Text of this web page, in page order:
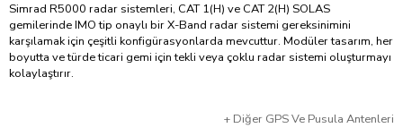
Simrad R5000 radar sistemleri, CAT 1(H) ve CAT 2(H) SOLAS
gemilerinde IMO tip onaylı bir X-Band radar sistemi gereksinimini
karşılamak için çeşitli konfigürasyonlarda mevcuttur. Modüler tasarım, her
boyutta ve türde ticari gemi için tekli veya çoklu radar sistemi oluşturmayı
kolaylaştırır.
+ Diğer GPS Ve Pusula Antenleri